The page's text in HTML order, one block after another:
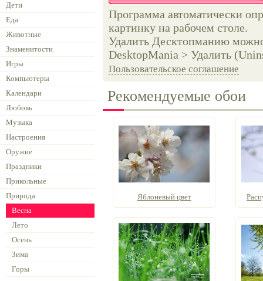
Дети
Еда
Животные
Знаменитости
Игры
Компьютеры
Календари
Любовь
Музыка
Настроения
Оружие
Праздники
Прикольные
Природа
Весна
Лето
Осень
Зима
Горы
Программа автоматически
картинку на рабочем столе.
Удалить Десктопманию
DesktopMania > Удалить
Пользовательское соглашение
Рекомендуемые обои
Яблоневый цвет